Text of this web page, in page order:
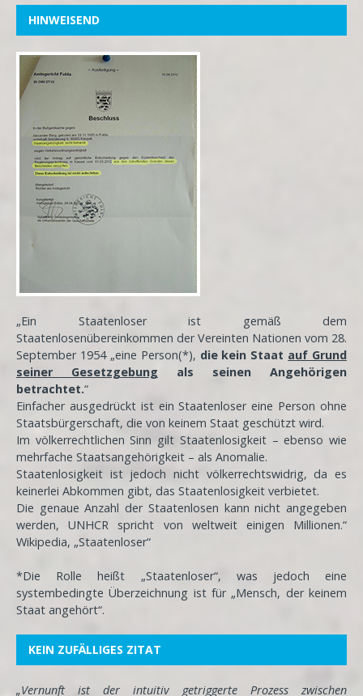
HINWEISEND
„Ein Staatenloser ist gemäß dem
Staatenlosenübereinkommen der Vereinten Nationen vom 28.
September 1954 „eine Person(*), die kein Staat auf Grund
seiner Gesetzgebung als seinen Angehörigen
betrachtet.“
Einfacher ausgedrückt ist ein Staatenloser eine Person ohne
Staatsbürgerschaft, die von keinem Staat geschützt wird.
Im völkerrechtlichen Sinn gilt Staatenlosigkeit – ebenso wie
mehrfache Staatsangehörigkeit – als Anomalie.
Staatenlosigkeit ist jedoch nicht völkerrechtswidrig, da es
keinerlei Abkommen gibt, das Staatenlosigkeit verbietet.
Die genaue Anzahl der Staatenlosen kann nicht angegeben
werden, UNHCR spricht von weltweit einigen Millionen.“
Wikipedia, „Staatenloser“
*Die Rolle heißt „Staatenloser“, was jedoch eine
systembedingte Überzeichnung ist für „Mensch, der keinem
Staat angehört“.
KEIN ZUFÄLLIGES ZITAT
„Vernunft ist der intuitiv getriggerte Prozess zwischen